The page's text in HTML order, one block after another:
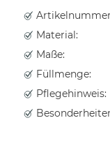
Material:
Maße:
Füllmenge:
Pflegehinweis: